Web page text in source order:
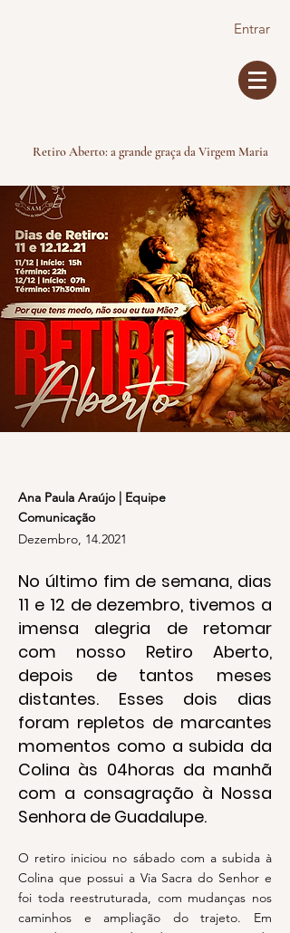
Entrar
Retiro Aberto: a grande graça da Virgem Maria
Ana Paula Araújo | Equipe
Comunicação
Dezembro, 14.2021
No último fim de semana, dias
11 e 12 de dezembro, tivemos a
imensa alegria de retomar
com nosso Retiro Aberto,
depois de tantos meses
distantes. Esses dois dias
foram repletos de marcantes
momentos como a subida da
Colina às 04horas da manhã
com a consagração à Nossa
Senhora de Guadalupe.
O retiro iniciou no sábado com a subida à
Colina que possui a Via Sacra do Senhor e
foi toda reestruturada, com mudanças nos
caminhos e ampliação do trajeto. Em